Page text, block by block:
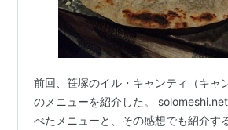
前回、笹塚のイル・キャンティ（キャ
のメニューを紹介した。
べたメニューと、その感想でも紹介す